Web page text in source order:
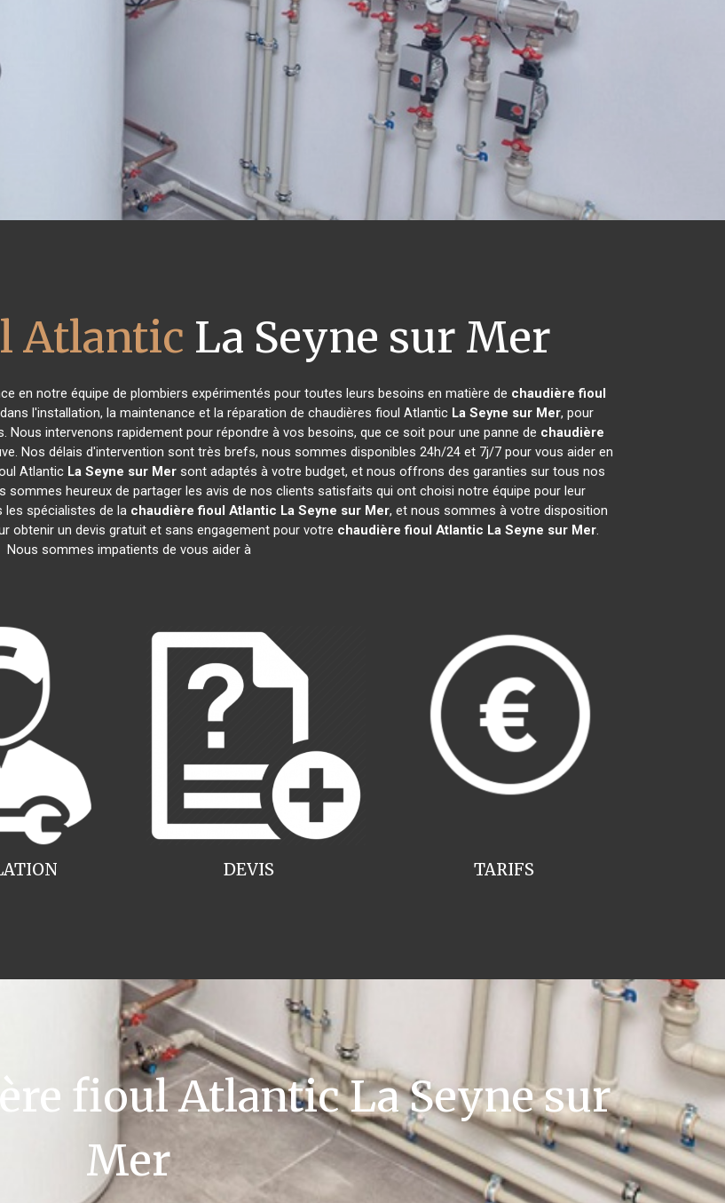
Atlantic La Seyne sur Mer
en notre équipe de plombiers expérimentés pour toutes leurs besoins en matière de chaudière fioul
l'installation, la maintenance et la réparation de chaudières fioul Atlantic La Seyne sur Mer, pour
intervenons rapidement pour répondre à vos besoins, que ce soit pour une panne de chaudière
Nos délais d'intervention sont très brefs, nous sommes disponibles 24h/24 et 7j/7 pour vous aider en
Atlantic La Seyne sur Mer sont adaptés à votre budget, et nous offrons des garanties sur tous nos
heureux de partager les avis de nos clients satisfaits qui ont choisi notre équipe pour leur
les spécialistes de la chaudière fioul Atlantic La Seyne sur Mer, et nous sommes à votre disposition
obtenir un devis gratuit et sans engagement pour votre chaudière fioul Atlantic La Seyne sur Mer.
Nous sommes impatients de vous aider à
TARIFS
DEVIS
fioul Atlantic La Seyne sur
Mer